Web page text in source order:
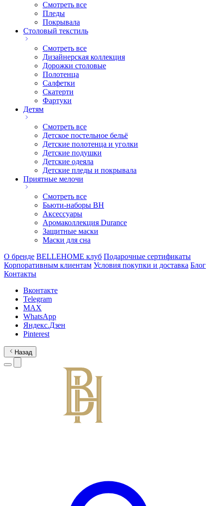
Смотреть все
Пледы
Покрывала
Столовый текстиль
Смотреть все
Дизайнерская коллекция
Дорожки столовые
Полотенца
Салфетки
Скатерти
Фартуки
Детям
Смотреть все
Детское постельное бельё
Детские полотенца и уголки
Детские подушки
Детские одеяла
Детские пледы и покрывала
Приятные мелочи
Смотреть все
Бьюти-наборы ВН
Аксессуары
Аромаколлекция Durance
Защитные маски
Маски для сна
О бренде BELLEHOME клуб Подарочные сертификаты
Корпоративным клиентам Условия покупки и доставка Блог
Контакты
Вконтакте
Telegram
MAX
WhatsApp
Яндекс.Дзен
Pinterest
Назад